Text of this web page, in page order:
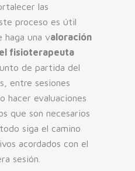
las
proceso es útil
haga una valoración
fisioterapeuta
de partida del
entre sesiones
hacer evaluaciones
que son necesarios
siga el camino
acordados con el
sesión.